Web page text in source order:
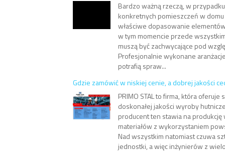
Bardzo ważną rzeczą, w
konkretnych pomieszczeń w
właściwe dopasowanie
w tym momencie przede
muszą być zachwycające pod
Profesjonalnie wykonane
potrafią spraw...
Gdzie zamówić w niskiej cenie, a dobrej jakości
PRIMO STAL to firma, która
doskonałej jakości wyroby
producent ten stawia na
materiałów z wykorzystaniem
Nad wszystkim natomiast czuwa
jednostki, a więc inżynierów z